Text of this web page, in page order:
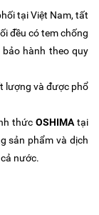
tại Việt Nam, tất
đều có tem chống
hành theo quy
lượng và được phổ
thức OSHIMAtại
sản phẩm và dịch
nước.